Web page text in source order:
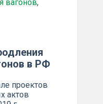
вагонов,
в РФ
проектов
актов